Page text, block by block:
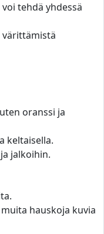
tehdä yhdessä
oranssi ja
keltaisella.
jalkoihin.
hauskoja kuvia